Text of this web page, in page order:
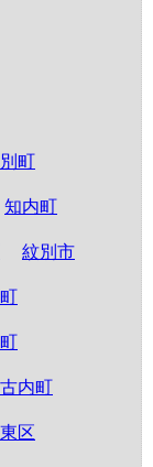
町
知内町
紋別市
内町
区